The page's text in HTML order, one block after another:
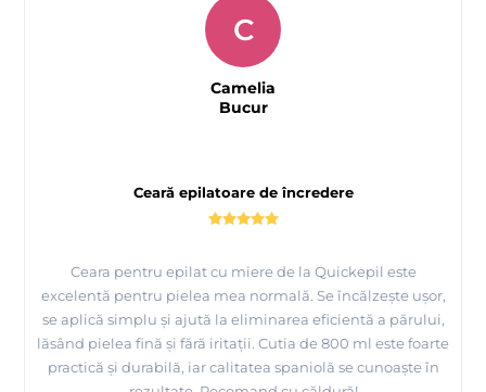
Ceară epilatoare de încredere
Ceara pentru epilat cu miere de la Quickepil este
excelentă pentru pielea mea normală. Se încălzește ușor,
se aplică simplu și ajută la eliminarea eficientă a părului,
lăsând pielea fină și fără iritații. Cutia de 800 ml este foarte
practică și durabilă, iar calitatea spaniolă se cunoaște în
C
Camelia
Bucur